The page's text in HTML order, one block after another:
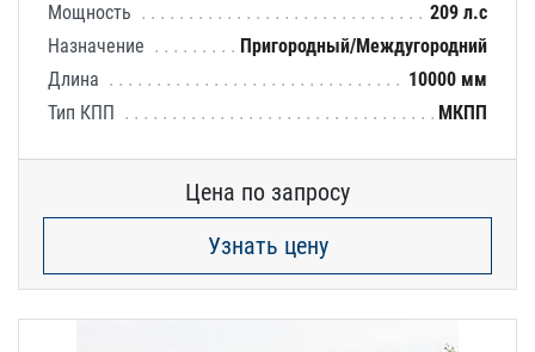
Мощность
209 л.с
Назначение
Пригородный/Междугородний
Длина
10000 мм
Тип КПП
МКПП
Цена по запросу
Узнать цену